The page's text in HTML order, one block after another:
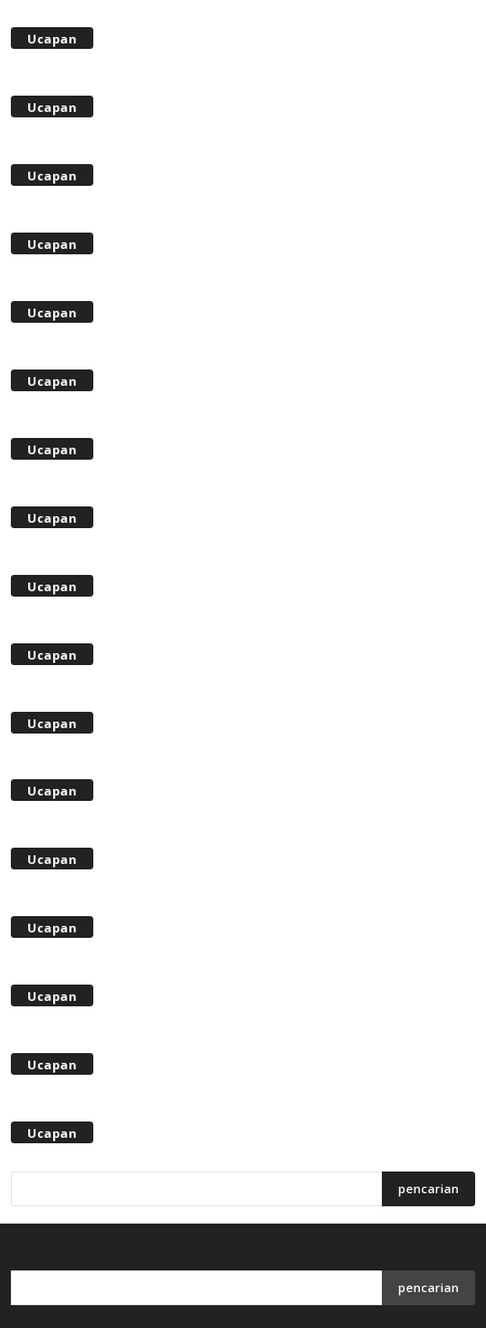
Ucapan
Ucapan
Ucapan
Ucapan
Ucapan
Ucapan
Ucapan
Ucapan
Ucapan
Ucapan
Ucapan
Ucapan
Ucapan
Ucapan
Ucapan
Ucapan
Ucapan